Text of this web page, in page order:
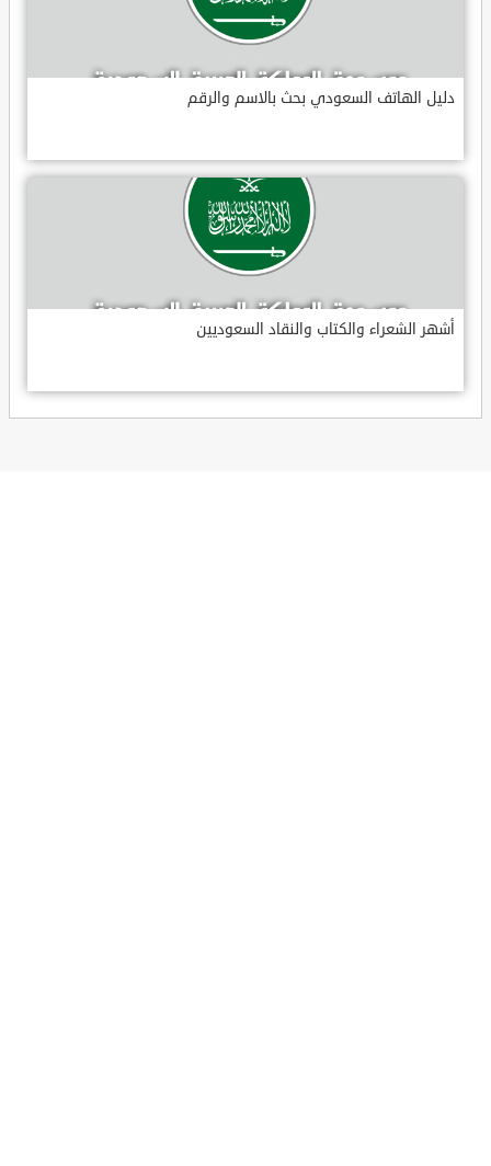
دليل الهاتف السعودي بحث بالاسم والرقم
أشهر الشعراء والكتاب والنقاد السعوديين